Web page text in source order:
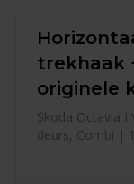
trekhaak
originele
Skoda Octavia I
deurs, Combi |